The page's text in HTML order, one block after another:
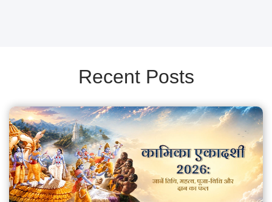
Recent Posts